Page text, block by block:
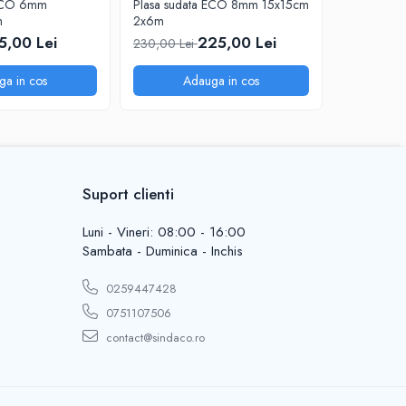
6mm
Lei
in cos
Plasa sudata ECO 8mm 15x15cm
2x6m
230,00 Lei225,00 Lei
Adauga in cos
Suport clienti
Luni - Vineri: 08:00 - 16:00
Sambata - Duminica - Inchis
0259447428
0751107506
contact@sindaco.ro